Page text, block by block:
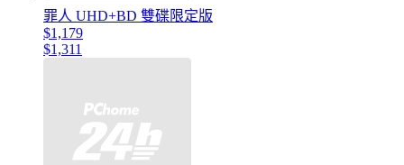
罪人 UHD+BD 雙碟限定版
$1,179
$1,311